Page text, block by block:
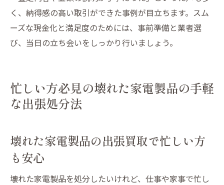
く、納得感の高い取引ができた事例が目立ちます。スム
ーズな現金化と満足度のためには、事前準備と業者選
び、当日の立ち会いをしっかり行いましょう。
忙しい方必見の壊れた家電製品の手軽
な出張処分法
壊れた家電製品の出張買取で忙しい方
も安心
壊れた家電製品を処分したいけれど、仕事や家事で忙し